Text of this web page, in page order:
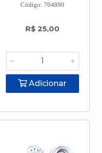
Código: 704890
R$ 25,00
Adicionar